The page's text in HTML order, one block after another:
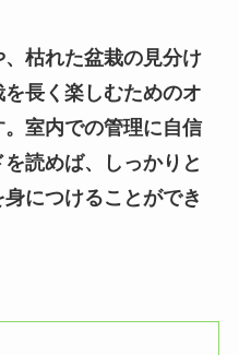
枯れた盆栽の見分け
長く楽しむためのオ
室内での管理に自信
読めば、しっかりと
につけることができ